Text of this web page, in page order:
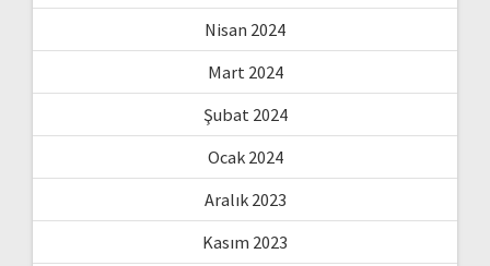
Nisan 2024
Mart 2024
Şubat 2024
Ocak 2024
Aralık 2023
Kasım 2023